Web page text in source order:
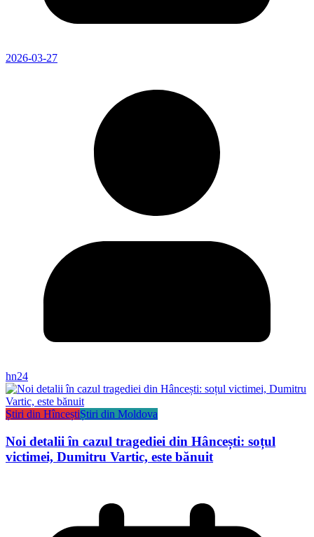
2026-03-27
hn24
Știri din HînceștiȘtiri din Moldova
Noi detalii în cazul tragediei din Hâncești: soțul
victimei, Dumitru Vartic, este bănuit